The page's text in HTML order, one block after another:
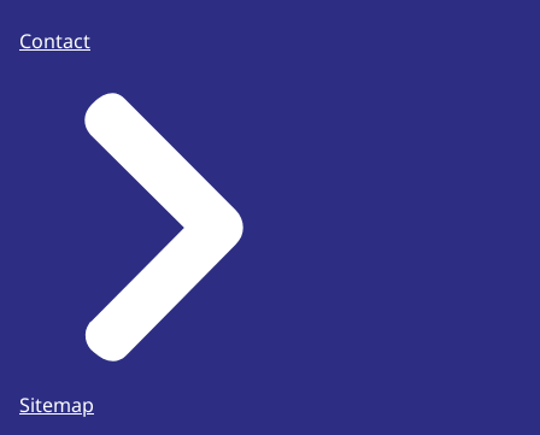
Contact
Sitemap